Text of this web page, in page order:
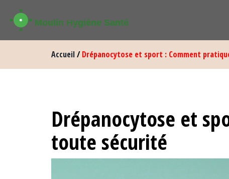
Accueil/Drépanocytose et sport : Comment
Drépanocytose et
toute sécurité